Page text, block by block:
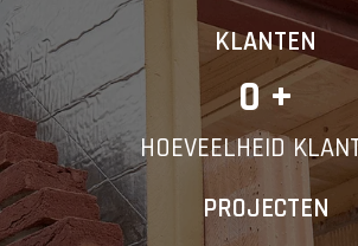
KLANTEN
0 +
HOEVEELHEID
PROJECTEN